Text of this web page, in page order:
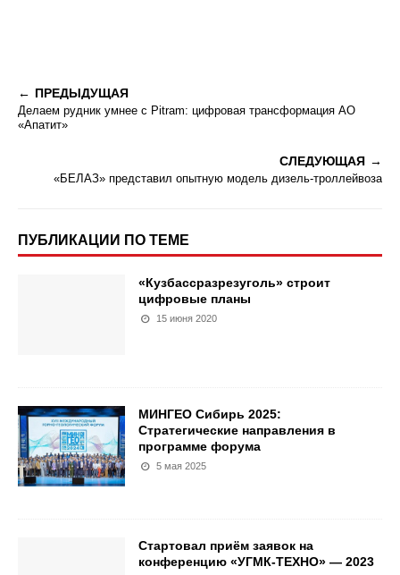
ПРЕДЫДУЩАЯ
Делаем рудник умнее с Pitram: цифровая трансформация АО
«Апатит»
СЛЕДУЮЩАЯ
«БЕЛАЗ» представил опытную модель дизель-троллейвоза
ПУБЛИКАЦИИ ПО ТЕМЕ
«Кузбассразрезуголь» строит
цифровые планы
15 июня 2020
МИНГЕО Сибирь 2025:
Стратегические направления в
программе форума
5 мая 2025
Стартовал приём заявок на
конференцию «УГМК-ТЕХНО» — 2023